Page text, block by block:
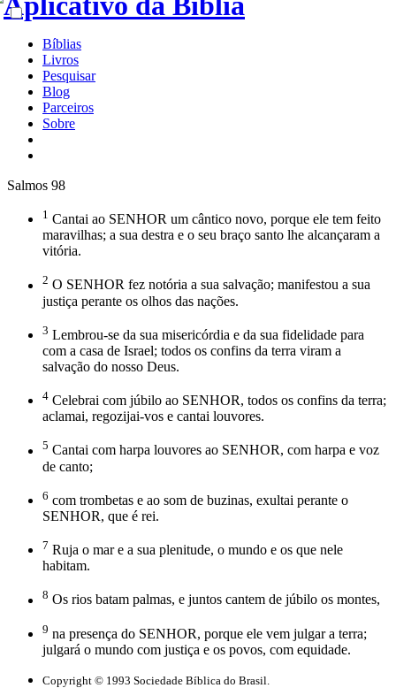
Bíblias
Livros
Pesquisar
Blog
Parceiros
Sobre
Salmos 98
1 Cantai ao SENHOR um cântico novo, porque ele tem feito
maravilhas; a sua destra e o seu braço santo lhe alcançaram a
vitória.
2 O SENHOR fez notória a sua salvação; manifestou a sua
justiça perante os olhos das nações.
3 Lembrou-se da sua misericórdia e da sua fidelidade para
com a casa de Israel; todos os confins da terra viram a
salvação do nosso Deus.
4 Celebrai com júbilo ao SENHOR, todos os confins da terra;
aclamai, regozijai-vos e cantai louvores.
5 Cantai com harpa louvores ao SENHOR, com harpa e voz
de canto;
6 com trombetas e ao som de buzinas, exultai perante o
SENHOR, que é rei.
7 Ruja o mar e a sua plenitude, o mundo e os que nele
habitam.
8 Os rios batam palmas, e juntos cantem de júbilo os montes,
9 na presença do SENHOR, porque ele vem julgar a terra;
julgará o mundo com justiça e os povos, com equidade.
Copyright © 1993 Sociedade Bíblica do Brasil.